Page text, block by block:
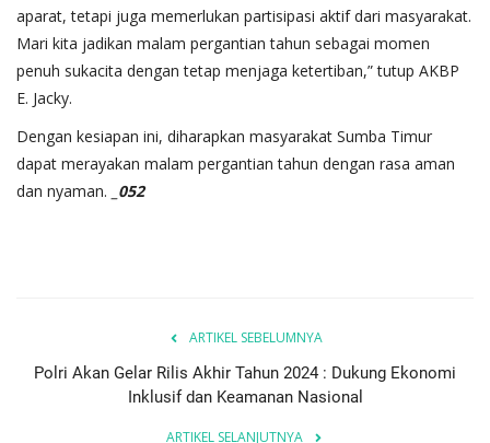
aparat, tetapi juga memerlukan partisipasi aktif dari masyarakat.
Mari kita jadikan malam pergantian tahun sebagai momen
penuh sukacita dengan tetap menjaga ketertiban,” tutup AKBP
E. Jacky.
Dengan kesiapan ini, diharapkan masyarakat Sumba Timur
dapat merayakan malam pergantian tahun dengan rasa aman
dan nyaman.
_052
ARTIKEL SEBELUMNYA
Polri Akan Gelar Rilis Akhir Tahun 2024 : Dukung Ekonomi
Inklusif dan Keamanan Nasional
ARTIKEL SELANJUTNYA